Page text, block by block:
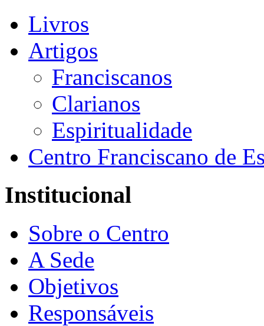
Livros
Artigos
Franciscanos
Clarianos
Espiritualidade
Centro Franciscano de
Institucional
Sobre o Centro
A Sede
Objetivos
Responsáveis